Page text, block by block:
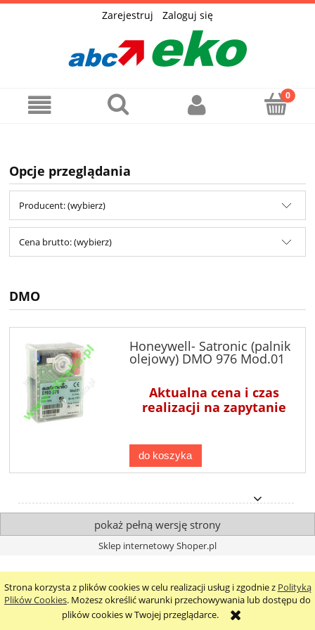
Strona korzysta z plików cookies w celu realizacji usług i zgodnie z Polityką
Plików Cookies. Możesz określić warunki przechowywania lub dostępu do
plików cookies w Twojej przeglądarce.
Zarejestruj Zaloguj się
Opcje przeglądania
Producent: (wybierz)
Cena brutto: (wybierz)
DMO
Honeywell- Satronic (palnik
olejowy) DMO 976 Mod.01
Aktualna cena i czas
realizacji na zapytanie
do koszyka
pokaż pełną wersję strony
Sklep internetowy Shoper.pl